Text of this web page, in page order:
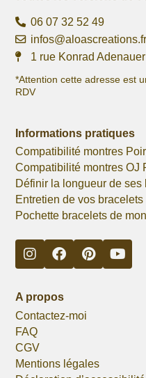
06 07 32 52 49
infos@aloascreations.fr
1 rue Konrad
*Attention cette adresse est
RDV
Informations pratiques
Compatibilité montres
Compatibilité montres OJ
Définir la longueur de ses
Entretien de vos bracelets
Pochette bracelets de
A propos
Contactez-moi
FAQ
CGV
Mentions légales